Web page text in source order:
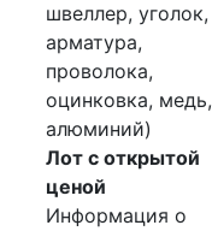
швеллер, уголок,
арматура,
проволока,
оцинковка, медь,
алюминий)
Лот с открытой
ценой
Информация о